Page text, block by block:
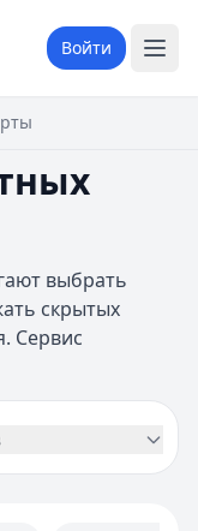
Войти
выбрать
скрытых
Сервис